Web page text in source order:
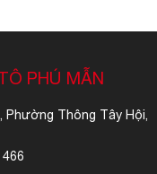
PHÚ MẪN
Phường Thông Tây Hội,